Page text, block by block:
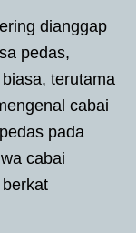
dianggap
pedas,
terutama
cabai
pada
cabai